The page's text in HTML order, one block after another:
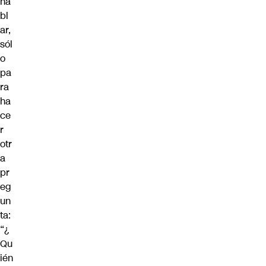
bl
ar,
sól
o
pa
ra
ha
ce
r
otr
a
pr
eg
un
ta:
“¿
Qu
ién